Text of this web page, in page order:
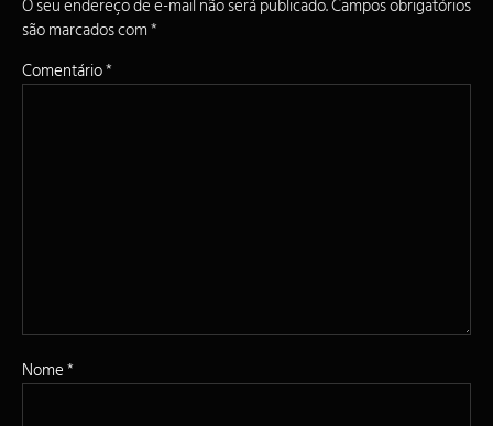
O seu endereço de e-mail não será publicado.Campos obrigatórios
são marcados com*
Comentário*
Nome*